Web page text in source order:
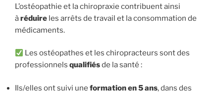
L’ostéopathie et la chiropraxie contribuent ainsi
àréduire les arrêts de travail et la consommation de
médicaments.
Les ostéopathes et les chiropracteurs sont des
professionnels qualifiésde la santé :
Ils/elles ont suivi une formation en 5 ans, dans des